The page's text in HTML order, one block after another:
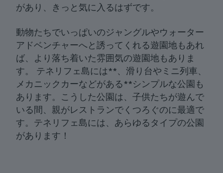
があり、きっと気に入るはずです。
動物たちでいっぱいのジャングルやウォーター
アドベンチャーへと誘ってくれる遊園地もあれ
ば、より落ち着いた雰囲気の遊園地もありま
す。 テネリフェ島には**、滑り台やミニ列車、
メカニックカーなどがある**シンプルな公園も
あります。こうした公園は、子供たちが遊んで
いる間、親がレストランでくつろぐのに最適で
す。テネリフェ島には、あらゆるタイプの公園
があります！